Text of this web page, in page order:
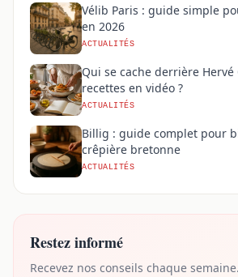
Vélib Paris : guide simple
en 2026
ACTUALITÉS
Qui se cache derrière Hervé
recettes en vidéo ?
ACTUALITÉS
Billig : guide complet pour
crêpière bretonne
ACTUALITÉS
Restez informé
Recevez nos conseils chaque semaine.